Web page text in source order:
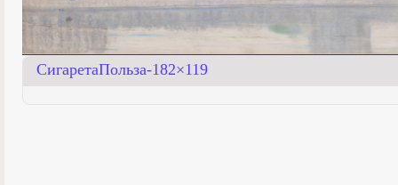
СигаретаПольза-182×119